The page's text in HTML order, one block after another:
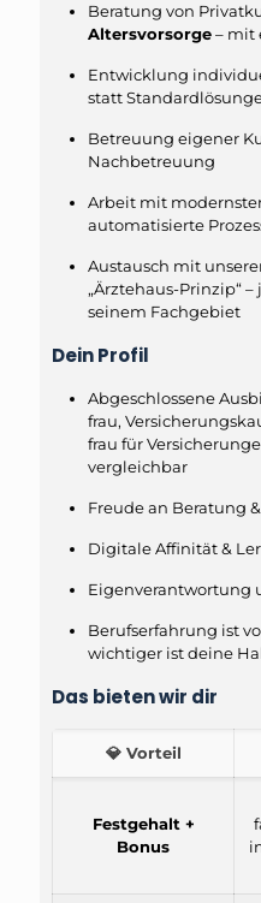
Beratung von
Altersvorsorge– mit
Entwicklung
statt
Betreuung eigener
Nachbetreuung
Arbeit mit
automatisierte
Austausch mit
„Ärztehaus-Prinzip“
seinem Fachgebiet
Dein Profil
Abgeschlossene
frau,
frau für
vergleichbar
Freude an Beratung
Digitale Affinität &
Eigenverantwortung
Berufserfahrung ist
wichtiger ist deine
Das bieten wir dir
💎 Vorteil
Festgehalt +
Bonus